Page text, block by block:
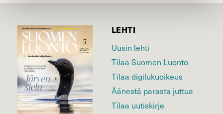
LEHTI
Uusin lehti
Tilaa Suomen Luonto
Tilaa digilukuoikeus
Äänestä parasta juttua
Tilaa uutiskirje